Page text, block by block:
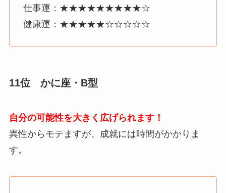
仕事運：★★★★★★★★★☆
健康運：★★★★★☆☆☆☆☆
11位 かに座・B型
自分の可能性を大きく広げられます！
異性からモテますが、成就には時間がかかりま
す。